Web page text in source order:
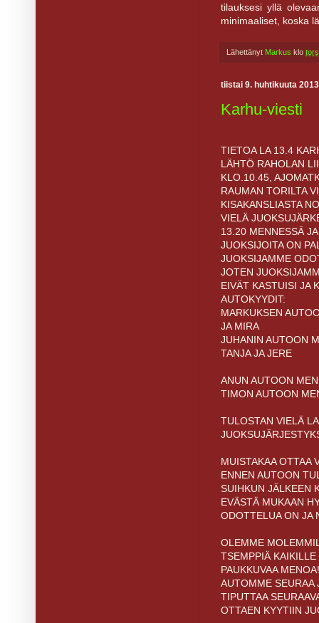
tilauksesi yllä
minimaaliset, koska
Lähettänyt Markus klo
tiistai 9. huhtikuuta 2013
Karhu-viesti
TIETOA LA 13.4
LÄHTÖ RAHOLAN
KLO.10.45,
RAUMAN TORILTA
KISAKANSLIASTA
VIELÄ
13.20 MENNESSÄ
JUOKSIJOITA ON
JUOKSIJAMME
JOTEN
EIVÄT KASTUISI JA
AUTOKYYDIT:
MARKUKSEN
JA MIRA
JUHANIN AUTOON
TANJA JA JERE
ANUN AUTOON
TIMON AUTOON
TULOSTAN VIELÄ
MUISTAKAA OTTAA
ENNEN AUTOON
SUIHKUN JÄLKEEN
EVÄSTÄ MUKAAN
ODOTTELUA ON JA
OLEMME
TSEMPPIÄ
PAUKKUVAA
AUTOMME SEURAA
TIPUTTAA
OTTAEN KYYTIIN